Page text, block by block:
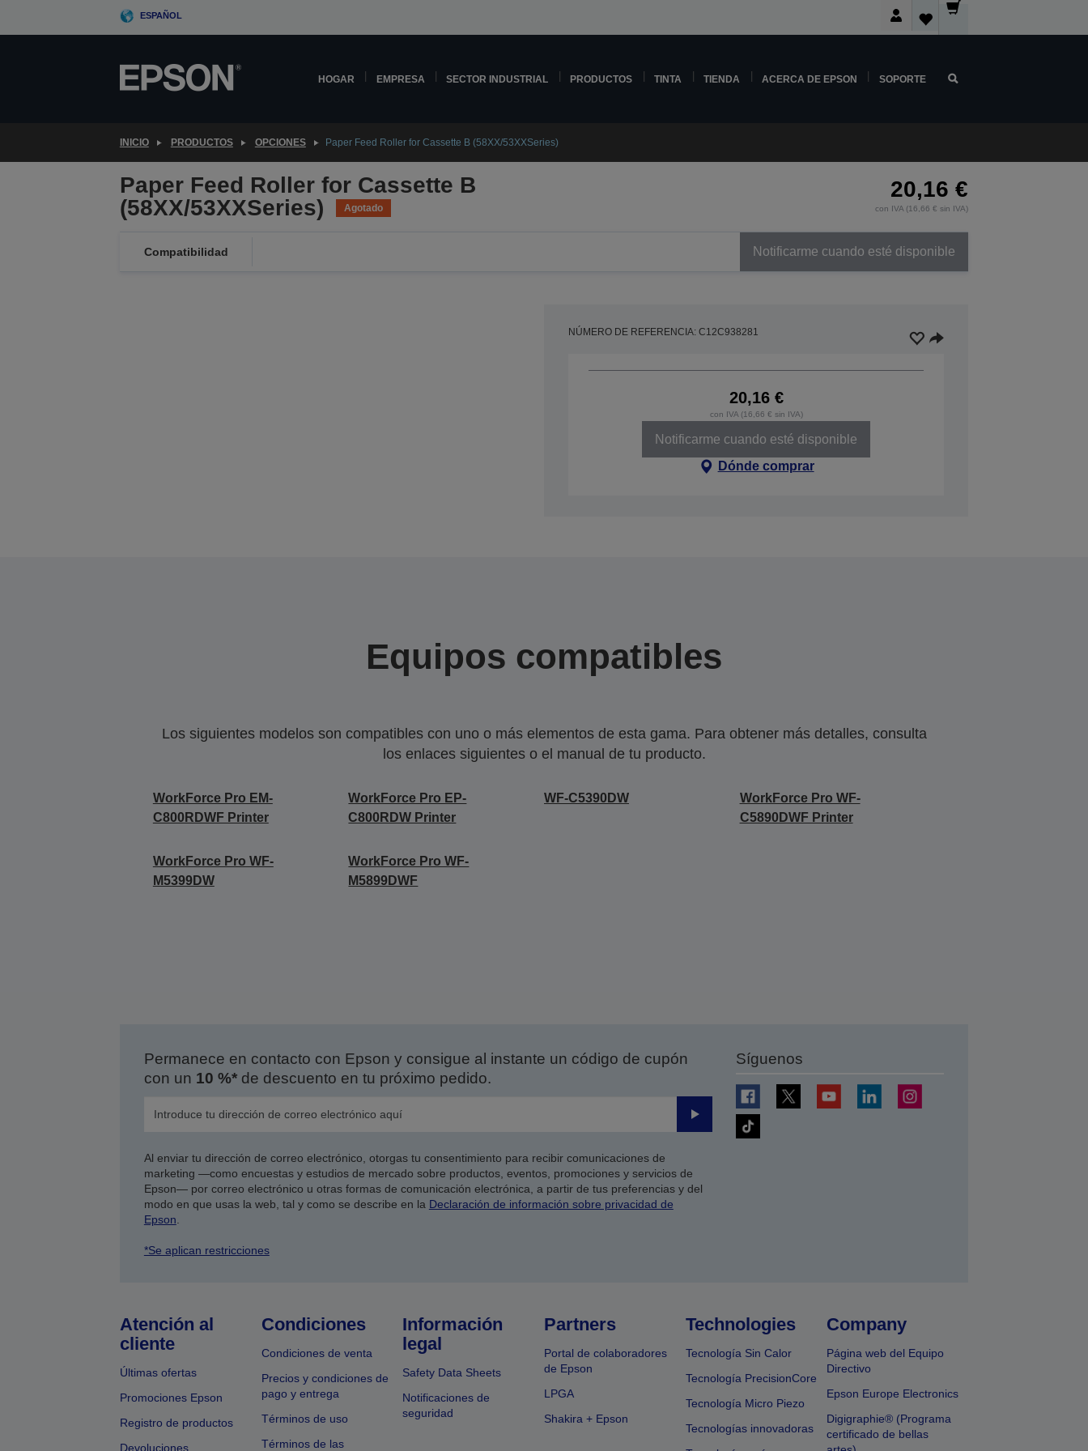
ESPAÑOL
HOGAR EMPRESA SECTOR INDUSTRIAL PRODUCTOS TINTA TIENDA ACERCA DE EPSON SOPORTE
INICIO PRODUCTOS OPCIONES Paper Feed Roller for Cassette B (58XX/53XXSeries)
Paper Feed Roller for Cassette B
(58XX/53XXSeries)
Agotado
20,16 €
con IVA (16,66 € sin IVA)
Compatibilidad Notificarme cuando esté disponible
NÚMERO DE REFERENCIA: C12C938281
20,16 €
con IVA (16,66 € sin IVA)
Notificarme cuando esté disponible
Dónde comprar
Equipos compatibles
Los siguientes modelos son compatibles con uno o más elementos de esta gama. Para obtener más detalles, consulta
los enlaces siguientes o el manual de tu producto.
WorkForce Pro EM-
C800RDWF Printer
WorkForce Pro EP-
C800RDW Printer
WF-C5390DW
WorkForce Pro WF-
C5890DWF Printer
WorkForce Pro WF-
M5399DW
WorkForce Pro WF-
M5899DWF
Permanece en contacto con Epson y consigue al instante un código de cupón
con un 10 %*de descuento en tu próximo pedido.
Enviar
Al enviar tu dirección de correo electrónico, otorgas tu consentimiento para recibir comunicaciones de
marketing —como encuestas y estudios de mercado sobre productos, eventos, promociones y servicios de
Epson— por correo electrónico u otras formas de comunicación electrónica, a partir de tus preferencias y del
modo en que usas la web, tal y como se describe en la Declaración de información sobre privacidad de
Epson
*Se aplican restricciones
Síguenos
Atención al
cliente
Últimas ofertas
Promociones Epson
Registro de productos
Devoluciones
Condiciones
Condiciones de venta
Precios y condiciones de
pago y entrega
Términos de uso
Términos de las
Información
legal
Safety Data Sheets
Notificaciones de
seguridad
Partners
Portal de colaboradores
de Epson
LPGA
Shakira + Epson
Technologies
Tecnología Sin Calor
Tecnología PrecisionCore
Tecnología Micro Piezo
Tecnologías innovadoras
Company
Página web del Equipo
Directivo
Epson Europe Electronics
Digigraphie® (Programa
certificado de bellas